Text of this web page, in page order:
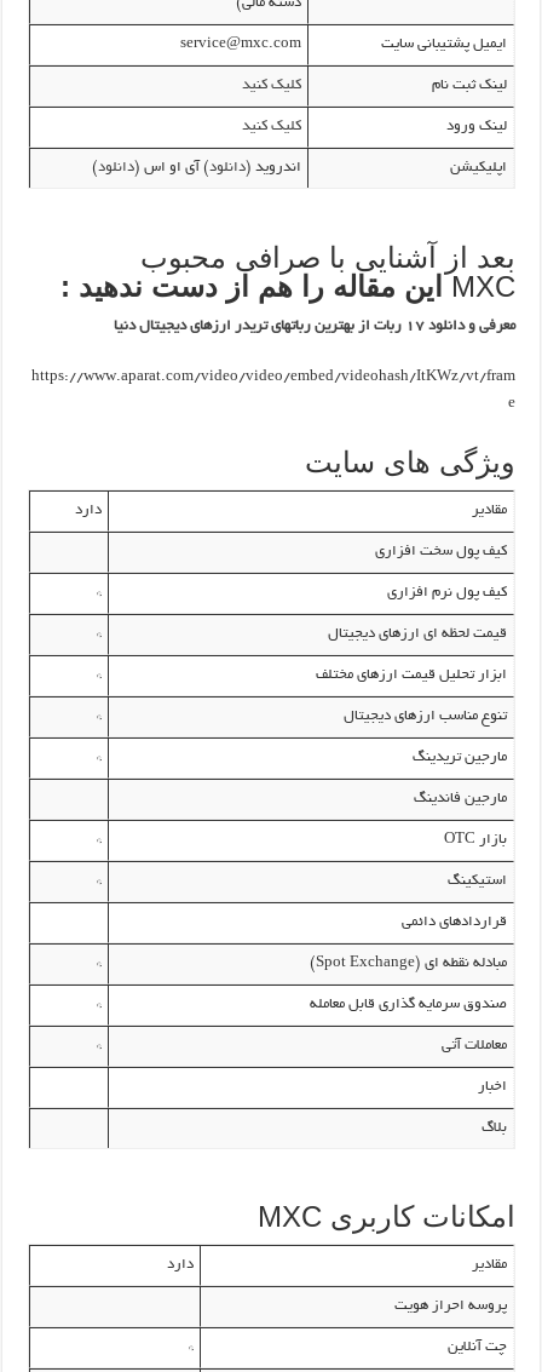
ایمیل پشتیبانی سایت service@mxc.com
لینک ثبت نام کلیک کنید
لینک ورود کلیک کنید
اپلیکیشن اندروید (دانلود) آی او اس (دانلود)
بعد از آشنایی با صرافی محبوب
MXC
این مقاله را هم از دست ندهید :
معرفی و دانلود ۱۷ ربات از بهترین رباتهای تریدر ارزهای دیجیتال دنیا
https://www.aparat.com/video/video/embed/videohash/ItKWz/vt/fram
e
ویژگی های سایت
مقادیر دارد
کیف پول سخت افزاری
کیف پول نرم افزاری *
قیمت لحظه ای ارزهای دیجیتال *
ابزار تحلیل قیمت ارزهای مختلف *
تنوع مناسب ارزهای دیجیتال *
مارجین تریدینگ *
مارجین فاندینگ
بازار OTC *
استیکینگ *
قراردادهای دائمی
مبادله نقطه ای (Spot Exchange) *
صندوق سرمایه گذاری قابل معامله *
معاملات آتی *
اخبار
بلاگ
امکانات کاربری MXC
مقادیر دارد
پروسه احراز هویت
چت آنلاین *